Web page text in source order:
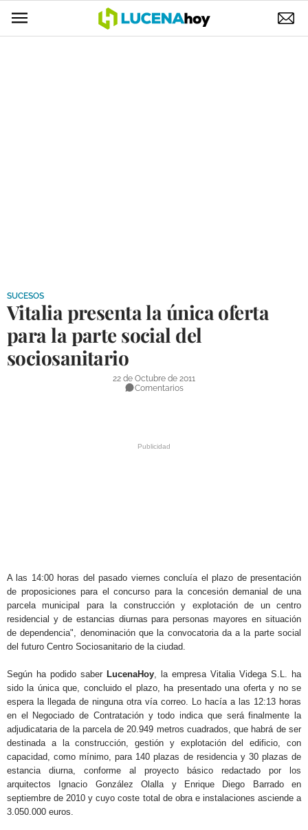
DEPORTES
COMPETICIONES
OBRAS
NECROLÓGICAS
GALERÍAS
SUCESOS
Vitalia presenta la única oferta
para la parte social del
sociosanitario
22 de Octubre de 2011
Comentarios
A las 14:00 horas del pasado viernes concluía el plazo de presentación
de proposiciones para el concurso para la concesión demanial de una
parcela municipal para la construcción y explotación de un centro
residencial y de estancias diurnas para personas mayores en situación
de dependencia", denominación que la convocatoria da a la parte social
del futuro Centro Sociosanitario de la ciudad.
Según ha podido saber LucenaHoy, la empresa Vitalia Videga S.L. ha
sido la única que, concluido el plazo, ha presentado una oferta y no se
espera la llegada de ninguna otra vía correo. Lo hacía a las 12:13 horas
en el Negociado de Contratación y todo indica que será finalmente la
adjudicataria de la parcela de 20.949 metros cuadrados, que habrá de ser
destinada a la construcción, gestión y explotación del edificio, con
capacidad, como mínimo, para 140 plazas de residencia y 30 plazas de
estancia diurna, conforme al proyecto básico redactado por los
arquitectos Ignacio González Olalla y Enrique Diego Barrado en
septiembre de 2010 y cuyo coste total de obra e instalaciones asciende a
3.050.000 euros.